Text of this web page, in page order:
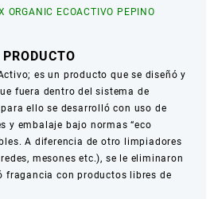
ORGANIC ECOACTIVO PEPINO
es un producto que se diseñó y
fuera dentro del sistema de
ello se desarrolló con uso de
y embalaje bajo normas “eco
A diferencia de otro limpiadores
mesones etc.), se le eliminaron
fragancia con productos libres de